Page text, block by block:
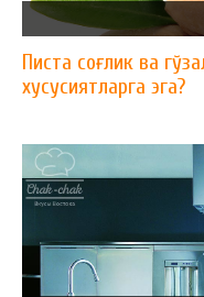
Писта соғлик ва
хусусиятларга эга?